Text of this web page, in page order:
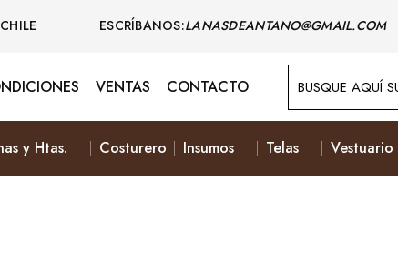
CHILE ESCRÍBANOS:LANASDEANTANO@GMAIL.COM
VENTAS CONTACTO
y Htas. Costurero Insumos Telas Vestuario